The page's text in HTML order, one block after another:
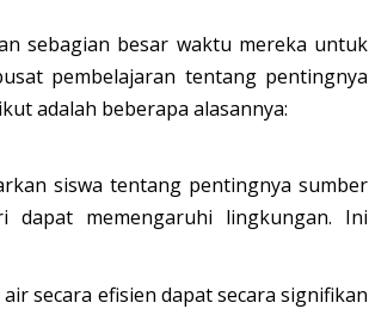
sebagian besar waktu mereka untuk
pembelajaran tentang pentingnya
adalah beberapa alasannya:
siswa tentang pentingnya sumber
dapat memengaruhi lingkungan. Ini
secara efisien dapat secara signifikan